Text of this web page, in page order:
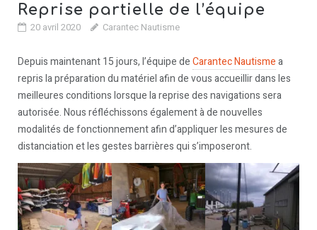
Reprise partielle de l’équipe
20 avril 2020 Carantec Nautisme
Depuis maintenant 15 jours, l’équipe deCarantec Nautismea
repris la préparation du matériel afin de vous accueillir dans les
meilleures conditions lorsque la reprise des navigations sera
autorisée. Nous réfléchissons également à de nouvelles
modalités de fonctionnement afin d’appliquer les mesures de
distanciation et les gestes barrières qui s’imposeront.